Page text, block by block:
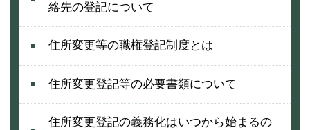
絡先の登記について
住所変更等の職権登記制度とは
住所変更登記等の必要書類について
住所変更登記の義務化はいつから始まるの